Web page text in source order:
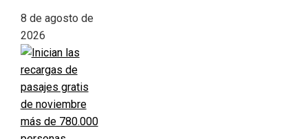
8 de agosto de
2026